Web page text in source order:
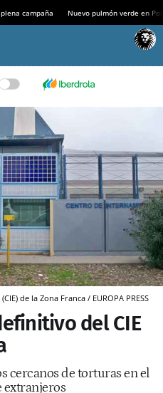
campaña Nuevo pulmón verde en
de la Zona Franca / EUROPA PRESS
del CIE
cercanos de torturas en el